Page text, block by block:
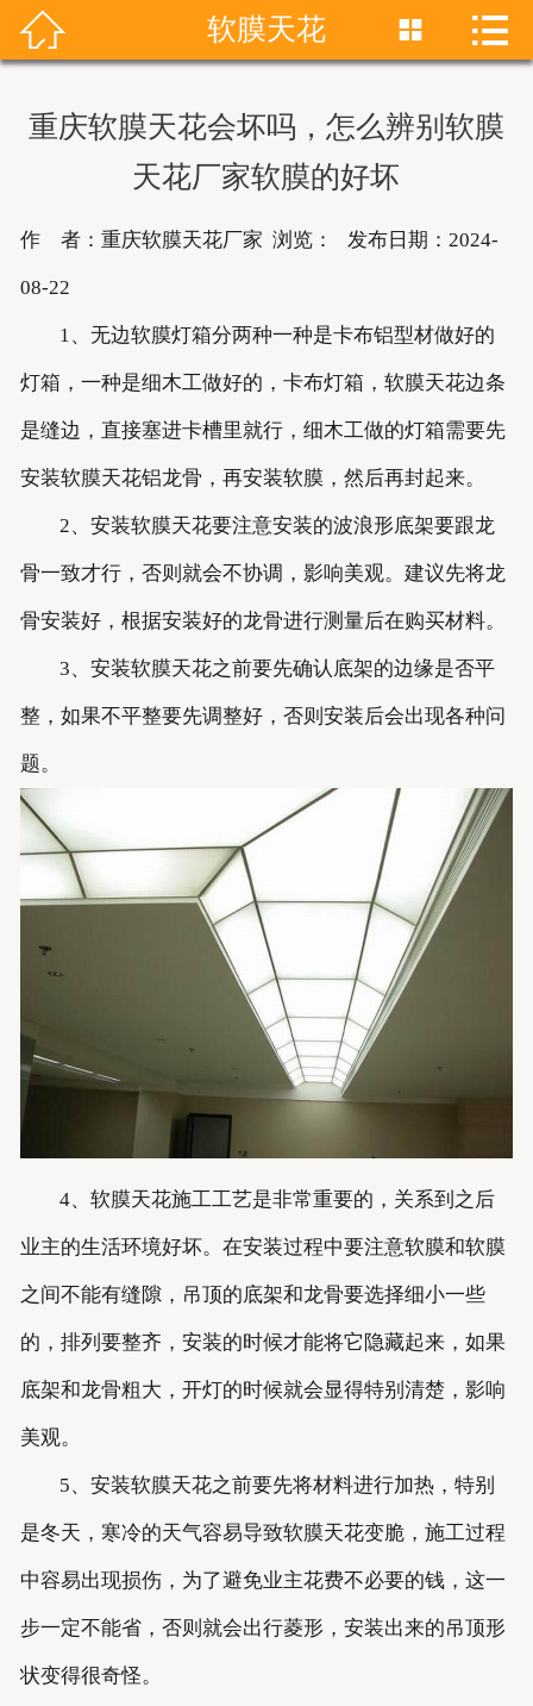
首页
联系我们
 软膜天花  
重庆软膜天花会坏吗，怎么辨别软膜
天花厂家软膜的好坏
作 者：重庆软膜天花厂家 浏览： 发布日期：2024-
08-22
1、无边软膜灯箱分两种一种是卡布铝型材做好的
灯箱，一种是细木工做好的，卡布灯箱，软膜天花边条
是缝边，直接塞进卡槽里就行，细木工做的灯箱需要先
安装软膜天花铝龙骨，再安装软膜，然后再封起来。
2、安装软膜天花要注意安装的波浪形底架要跟龙
骨一致才行，否则就会不协调，影响美观。建议先将龙
骨安装好，根据安装好的龙骨进行测量后在购买材料。
3、安装软膜天花之前要先确认底架的边缘是否平
整，如果不平整要先调整好，否则安装后会出现各种问
题。
4、软膜天花施工工艺是非常重要的，关系到之后
业主的生活环境好坏。在安装过程中要注意软膜和软膜
之间不能有缝隙，吊顶的底架和龙骨要选择细小一些
的，排列要整齐，安装的时候才能将它隐藏起来，如果
底架和龙骨粗大，开灯的时候就会显得特别清楚，影响
美观。
5、安装软膜天花之前要先将材料进行加热，特别
是冬天，寒冷的天气容易导致软膜天花变脆，施工过程
中容易出现损伤，为了避免业主花费不必要的钱，这一
步一定不能省，否则就会出行菱形，安装出来的吊顶形
状变得很奇怪。